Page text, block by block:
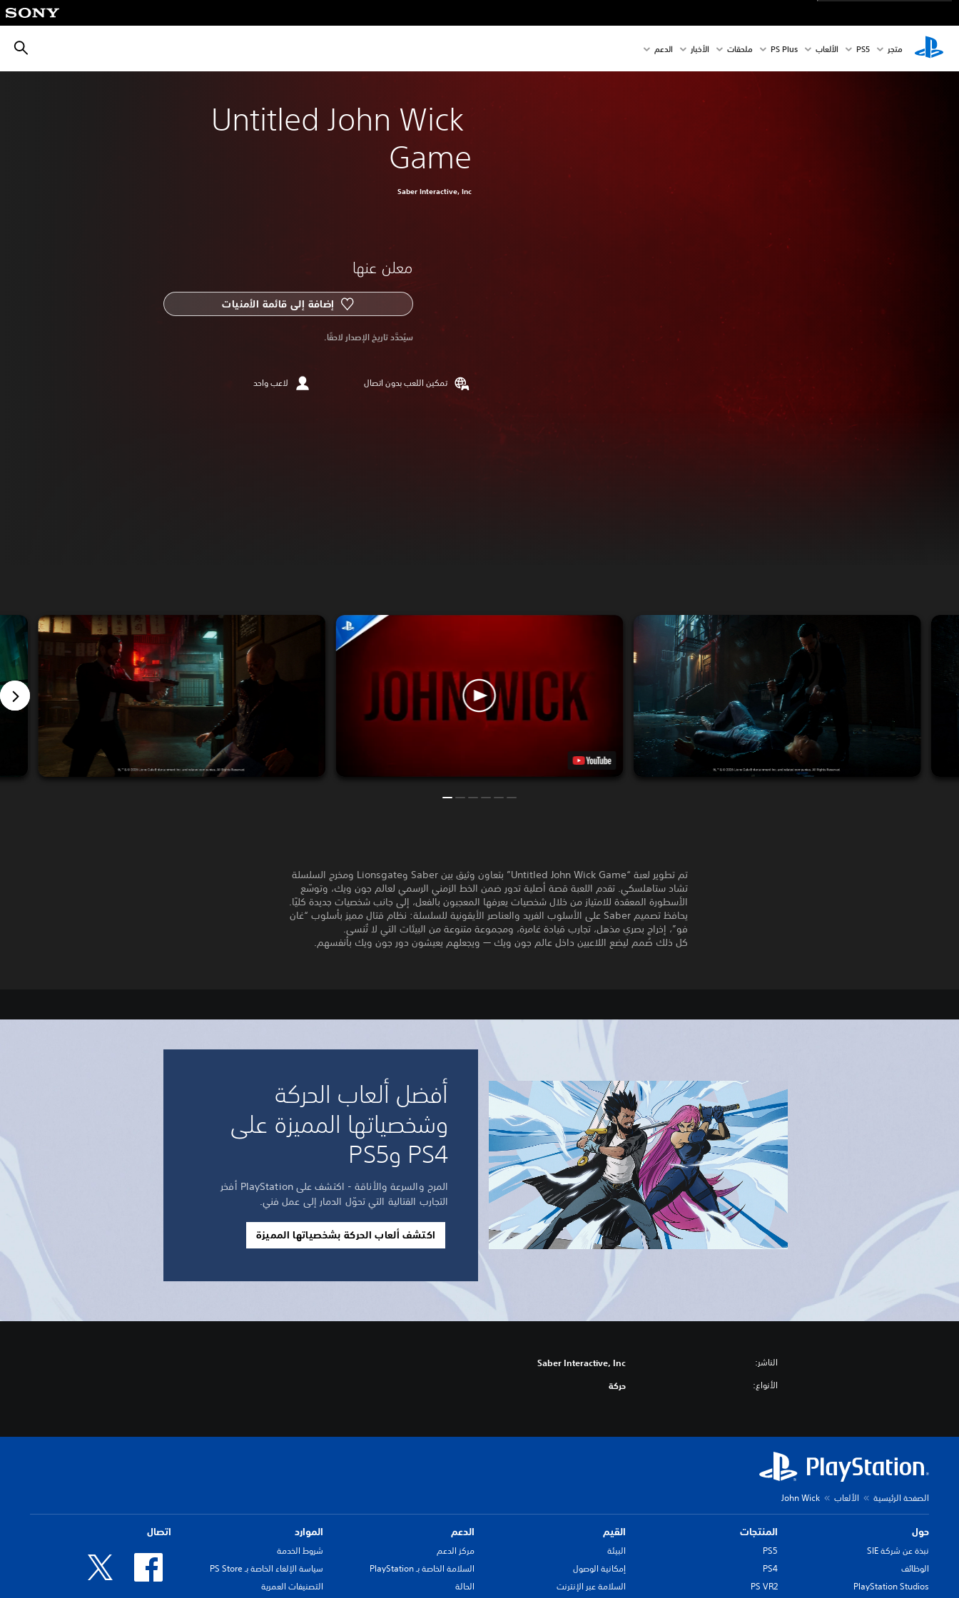
متجر PS5‏ الألعاب PS Plus ملحقات الأخبار الدعم
Untitled John Wick
Game
Saber Interactive, Inc
معلن عنها
إضافة إلى قائمة الأمنيات
سيُحدَّد تاريخ الإصدار لاحقًا.
تمكين اللعب بدون اتصال لاعب واحد
تم تطوير لعبة “Untitled John Wick Game” بتعاون وثيق بين Saber وLionsgate ومخرج السلسلة
تشاد ستاهلسكي. تقدم اللعبة قصة أصلية تدور ضمن الخط الزمني الرسمي لعالم جون ويك، وتوسّع
الأسطورة المعقدة للامتياز من خلال شخصيات يعرفها المعجبون بالفعل، إلى جانب شخصيات جديدة كليًا.
يحافظ تصميم Saber على الأسلوب الفريد والعناصر الأيقونية للسلسلة: نظام قتال مميز بأسلوب “غان
فو”، إخراج بصري مذهل، تجارب قيادة غامرة، ومجموعة متنوعة من البيئات التي لا تُنسى.
كل ذلك صُمم ليضع اللاعبين داخل عالم جون ويك — ويجعلهم يعيشون دور جون ويك بأنفسهم.
أفضل ألعاب الحركة
وشخصياتها المميزة على
PS4 وPS5
المرح والسرعة والأناقة - اكتشف على PlayStation أفخر
التجارب القتالية التي تحوّل الدمار إلى عمل فني.
اكتشف ألعاب الحركة بشخصياتها المميزة
الناشر: Saber Interactive, Inc
الأنواع: حركة
الصفحة الرئيسية الألعاب John Wick
حول
نبذة عن شركة SIE
الوظائف
PlayStation Studios
المنتجات
PS5
PS4
PS VR2
القيم
البيئة
إمكانية الوصول
السلامة عبر الإنترنت
الدعم
مركز الدعم
السلامة الخاصة بـ PlayStation
الحالة
الموارد
شروط الخدمة
سياسة الإلغاء الخاصة بـ PS Store
التصنيفات العمرية
اتصال